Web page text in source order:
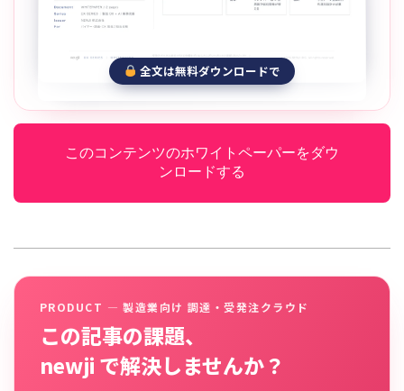
全文は無料ダウンロードで
このコンテンツのホワイトペーパーをダウ
ンロードする
PRODUCT — 製造業向け 調達・受発注クラウド
この記事の課題、
newji で解決しませんか？